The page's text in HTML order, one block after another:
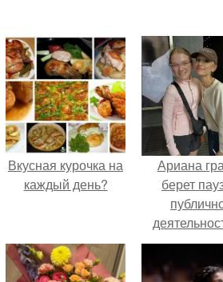
Вкусная курочка на
каждый день?
Ариана
берет
фоне
своем